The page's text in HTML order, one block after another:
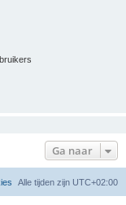
Ga naar
Alle tijden zijn UTC+02:00